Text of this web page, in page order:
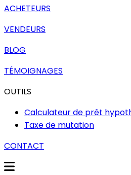
ACHETEURS
VENDEURS
BLOG
TÉMOIGNAGES
OUTILS
Calculateur de prêt
Taxe de mutation
CONTACT